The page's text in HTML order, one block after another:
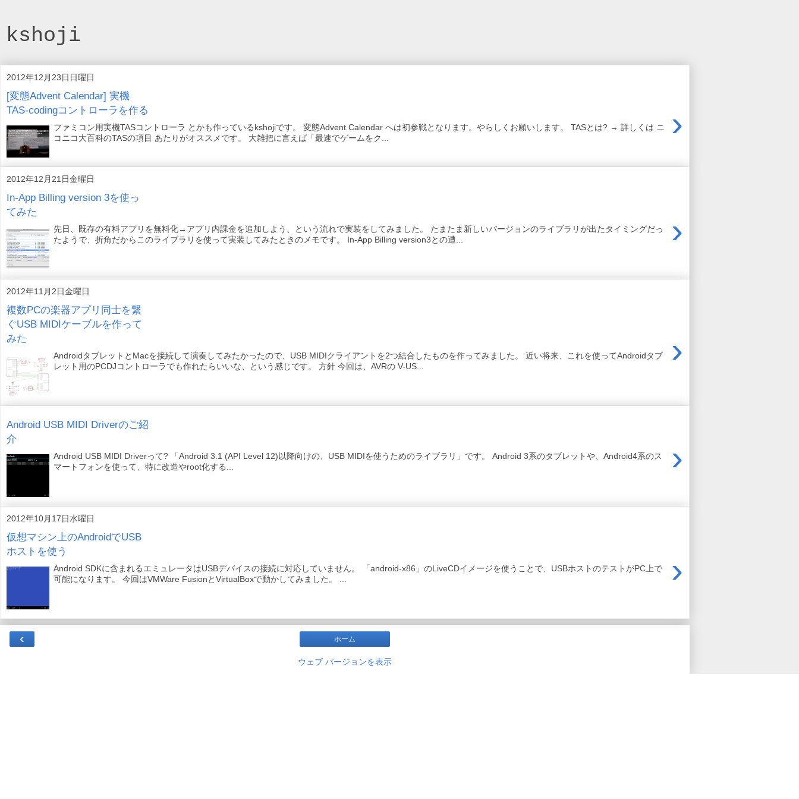
kshoji
2012年12月23日日曜日
[変態Advent Calendar] 実機
TAS-codingコントローラを作る
›
ファミコン用実機TASコントローラ とかも作っているkshojiです。 変態Advent Calendar へは初参戦となります。やらしくお願いします。 TASとは? → 詳しくは ニ
コニコ大百科のTASの項目 あたりがオススメです。 大雑把に言えば「最速でゲームをク...
2012年12月21日金曜日
In-App Billing version 3を使っ
てみた
›
先日、既存の有料アプリを無料化→アプリ内課金を追加しよう、という流れで実装をしてみました。 たまたま新しいバージョンのライブラリが出たタイミングだっ
たようで、折角だからこのライブラリを使って実装してみたときのメモです。 In-App Billing version3との遭...
2012年11月2日金曜日
複数PCの楽器アプリ同士を繋
ぐUSB MIDIケーブルを作って
みた
›
AndroidタブレットとMacを接続して演奏してみたかったので、USB MIDIクライアントを2つ結合したものを作ってみました。 近い将来、これを使ってAndroidタブ
レット用のPCDJコントローラでも作れたらいいな、という感じです。 方針 今回は、AVRの V-US...
Android USB MIDI Driverのご紹
介
›
Android USB MIDI Driverって? 「Android 3.1 (API Level 12)以降向けの、USB MIDIを使うためのライブラリ」です。 Android 3系のタブレットや、Android4系のス
マートフォンを使って、特に改造やroot化する...
2012年10月17日水曜日
仮想マシン上のAndroidでUSB
ホストを使う
›
Android SDKに含まれるエミュレータはUSBデバイスの接続に対応していません。 「android-x86」のLiveCDイメージを使うことで、USBホストのテストがPC上で
可能になります。 今回はVMWare FusionとVirtualBoxで動かしてみました。 ...
‹ ホーム
ウェブ バージョンを表示